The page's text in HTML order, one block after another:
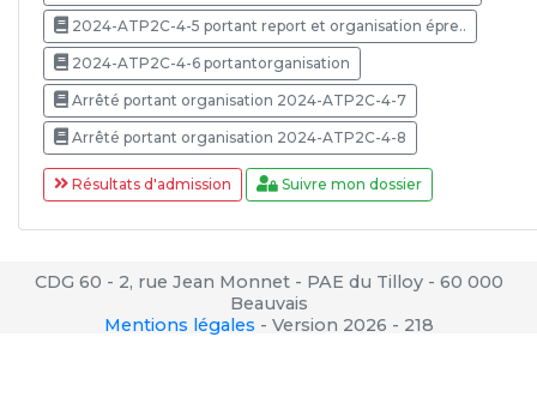
2024-ATP2C-4-5 portant report et organisation épre..
2024-ATP2C-4-6 portantorganisation
Arrêté portant organisation 2024-ATP2C-4-7
Arrêté portant organisation 2024-ATP2C-4-8
Résultats d'admission Suivre mon dossier
CDG 60 - 2, rue Jean Monnet - PAE du Tilloy - 60 000
Beauvais
Mentions légales - Version 2026 - 218